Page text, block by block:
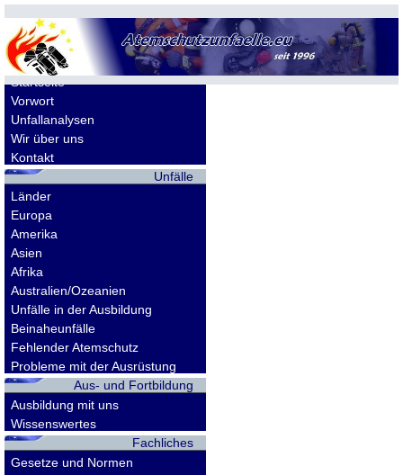
Allgemeines
Startseite
Vorwort
Unfallanalysen
Wir über uns
Kontakt
Unfälle
Länder
Europa
Amerika
Asien
Afrika
Australien/Ozeanien
Unfälle in der Ausbildung
Beinaheunfälle
Fehlender Atemschutz
Probleme mit der Ausrüstung
Aus- und Fortbildung
Ausbildung mit uns
Wissenswertes
Fachliches
Gesetze und Normen